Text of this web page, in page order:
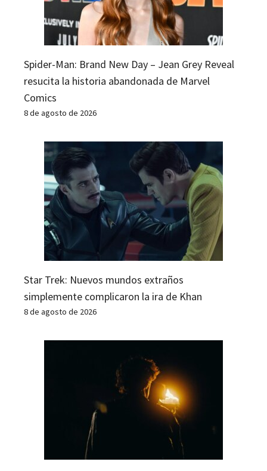
Spider-Man: Brand New Day – Jean Grey Reveal
resucita la historia abandonada de Marvel
Comics
8 de agosto de 2026
Star Trek: Nuevos mundos extraños
simplemente complicaron la ira de Khan
8 de agosto de 2026